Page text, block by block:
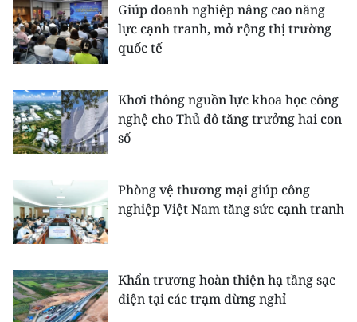
Giúp doanh nghiệp nâng cao năng
lực cạnh tranh, mở rộng thị trường
quốc tế
Khơi thông nguồn lực khoa học công
nghệ cho Thủ đô tăng trưởng hai con
số
Phòng vệ thương mại giúp công
nghiệp Việt Nam tăng sức cạnh tranh
Khẩn trương hoàn thiện hạ tầng sạc
điện tại các trạm dừng nghỉ